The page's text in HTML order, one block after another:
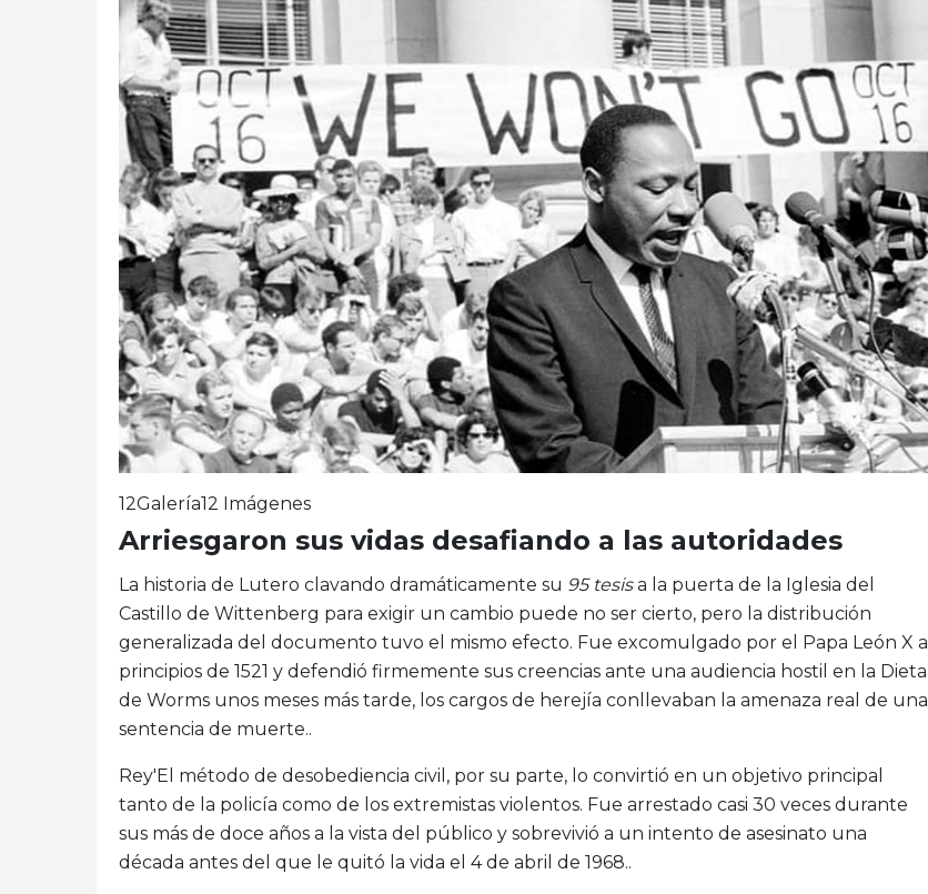
12Galería12 Imágenes
Arriesgaron sus vidas desafiando a las autoridades
La historia de Lutero clavando dramáticamente su 95 tesisa la puerta de la Iglesia del
Castillo de Wittenberg para exigir un cambio puede no ser cierto, pero la distribución
generalizada del documento tuvo el mismo efecto. Fue excomulgado por el Papa León X a
principios de 1521 y defendió firmemente sus creencias ante una audiencia hostil en la Dieta
de Worms unos meses más tarde, los cargos de herejía conllevaban la amenaza real de una
sentencia de muerte..
Rey'El método de desobediencia civil, por su parte, lo convirtió en un objetivo principal
tanto de la policía como de los extremistas violentos. Fue arrestado casi 30 veces durante
sus más de doce años a la vista del público y sobrevivió a un intento de asesinato una
década antes del que le quitó la vida el 4 de abril de 1968..